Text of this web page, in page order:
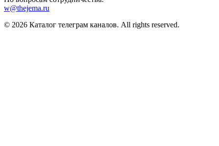
w@thejema.ru
© 2026 Каталог телеграм каналов. All rights reserved.